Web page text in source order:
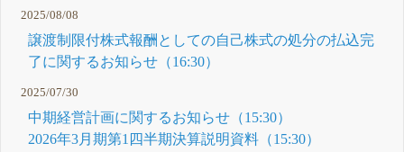
2025/08/08
譲渡制限付株式報酬としての自己株式の処分の払込完
了に関するお知らせ（16:30）
2025/07/30
中期経営計画に関するお知らせ（15:30）
2026年3月期第1四半期決算説明資料（15:30）